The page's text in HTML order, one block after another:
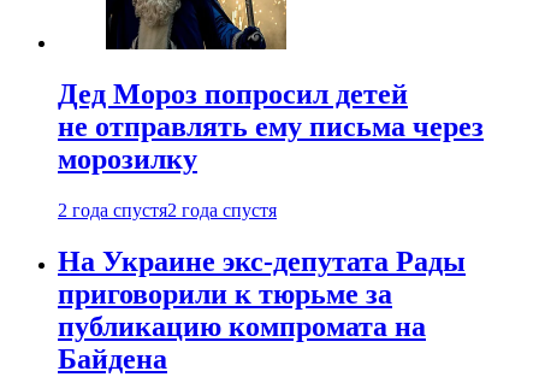
Дед Мороз попросил детей
не отправлять ему письма через
морозилку
2 года спустя2 года спустя
На Украине экс-депутата Рады
приговорили к тюрьме за
публикацию компромата на
Байдена